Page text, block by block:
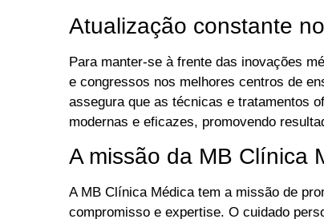
Atualização constante
Para manter-se à frente das inovações
e congressos nos melhores centros de
assegura que as técnicas e tratamentos
modernas e eficazes, promovendo
A missão da MB Clínica
A MB Clínica Médica tem a missão de
compromisso e expertise. O cuidado